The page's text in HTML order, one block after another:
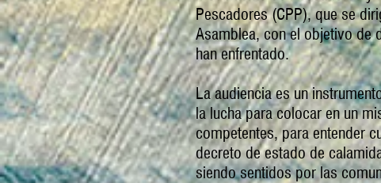
Pescadores (CPP), que se
Asamblea, con el objetivo de
han enfrentado.
La audiencia es un
la lucha para colocar en un
competentes, para entender
decreto de estado de
siendo sentidos por las